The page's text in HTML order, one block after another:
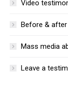
Video
Before & after
Mass media
Leave a